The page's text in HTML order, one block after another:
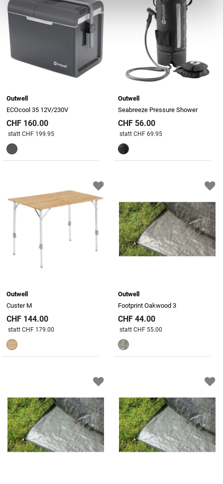
Outwell
ECOcool 35 12V/230V
CHF 160.00
Preis reduziert von
statt CHF 199.95An
Outwell
Seabreeze Pressure Shower
CHF 56.00
Preis reduziert von
statt CHF 69.95An
Outwell
Custer M
CHF 144.00
Preis reduziert von
statt CHF 179.00
Outwell
Footprint Oakwood 3
CHF 44.00
Preis reduziert von
statt CHF 55.00